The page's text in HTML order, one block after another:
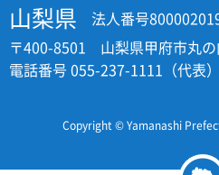
山梨県
法人番号
〒400-8501 山梨県甲府市丸
電話番号 055-237-1111（代表）
Copyright © Yamanashi